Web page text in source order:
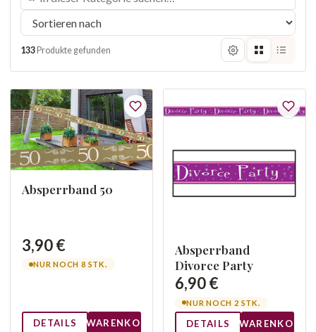
133 Produkte gefunden
Absperrband 50
3,90 €
NUR NOCH 8 STK.
DETAILS WARENKORB
Absperrband
Divorce Party
6,90 €
NUR NOCH 2 STK.
DETAILS WARENKORB